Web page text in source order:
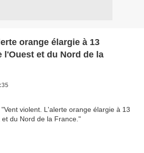
orange élargie à 13
l'Ouest et du Nord de la